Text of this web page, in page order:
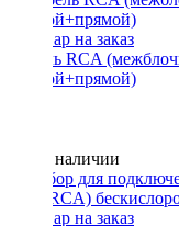
Кабель RCA
прямой+прямой)
Нет в наличии